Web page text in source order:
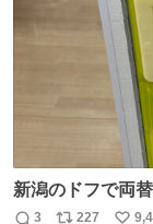
新潟のドフで両
まい大阪に発送
3 227